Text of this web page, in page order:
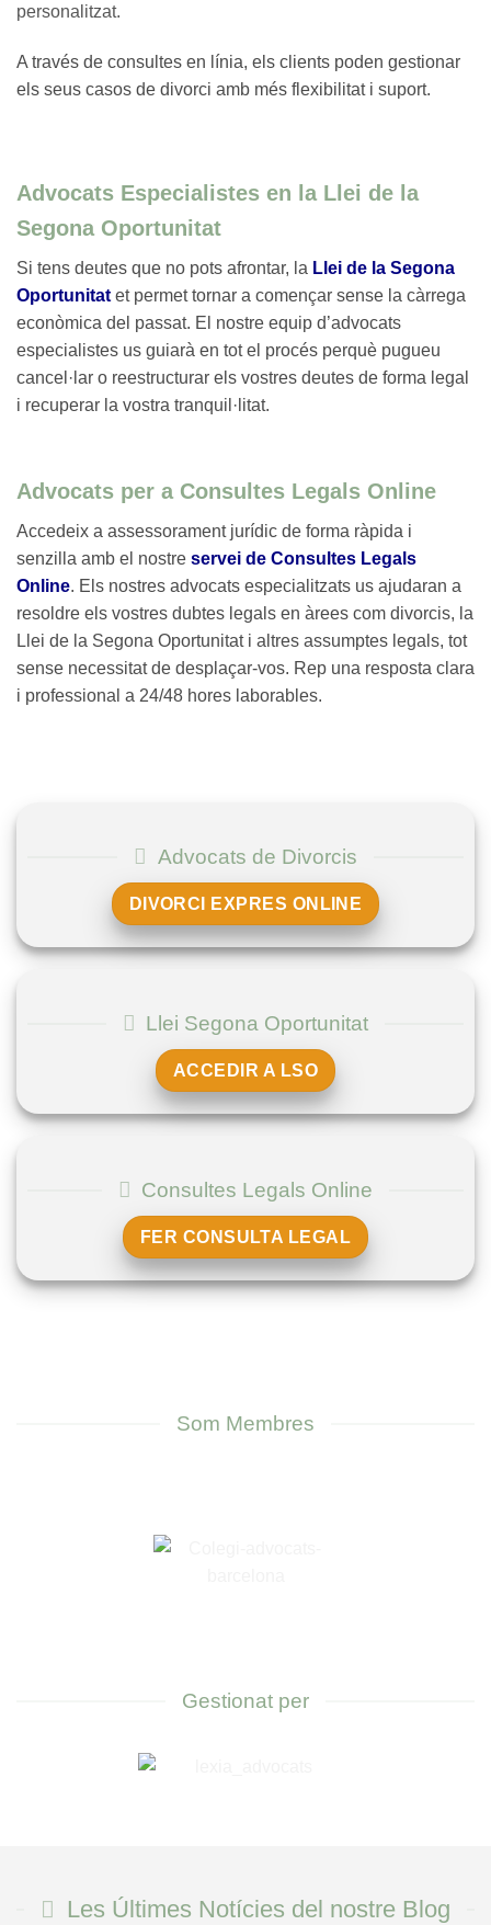
personalitzat.
A través de consultes en línia, els clients poden gestionar
els seus casos de divorci amb més flexibilitat i suport.
Advocats Especialistes en la Llei de la
Segona Oportunitat
Si tens deutes que no pots afrontar, la Llei de la Segona
Oportunitat et permet tornar a començar sense la càrrega
econòmica del passat. El nostre equip d’advocats
especialistes us guiarà en tot el procés perquè pugueu
cancel·lar o reestructurar els vostres deutes de forma legal
i recuperar la vostra tranquil·litat.
Advocats per a Consultes Legals Online
Accedeix a assessorament jurídic de forma ràpida i
senzilla amb el nostre servei de Consultes Legals
Online. Els nostres advocats especialitzats us ajudaran a
resoldre els vostres dubtes legals en àrees com divorcis, la
Llei de la Segona Oportunitat i altres assumptes legals, tot
sense necessitat de desplaçar-vos. Rep una resposta clara
i professional a 24/48 hores laborables.
Advocats de Divorcis
DIVORCI EXPRES ONLINE
Llei Segona Oportunitat
ACCEDIR A LSO
Consultes Legals Online
FER CONSULTA LEGAL
Som Membres
Gestionat per
Les Últimes Notícies del nostre Blog